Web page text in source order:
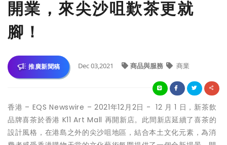
開業，來尖沙咀歎茶更就
腳！
推廣新聞稿 Dec 03,2021 商品與服務 商業
香港 – EQS Newswire – 2021年12月2日 - 12 月 1 日，新茶飲
品牌喜茶於香港 K11 Art Mall 再開新店。此間新店延續了喜茶的
設計風格，在港島之外的尖沙咀地區，結合本土文化元素，為消